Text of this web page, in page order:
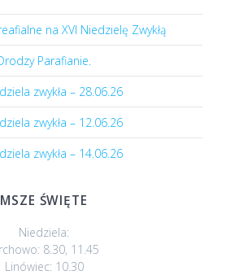
na XVI Niedzielę Zwykłą
Parafianie.
zwykła – 28.06.26
zwykła – 12.06.26
zwykła – 14.06.26
MSZE ŚWIĘTE
Niedziela:
8.30, 11.45
Linówiec: 10.30